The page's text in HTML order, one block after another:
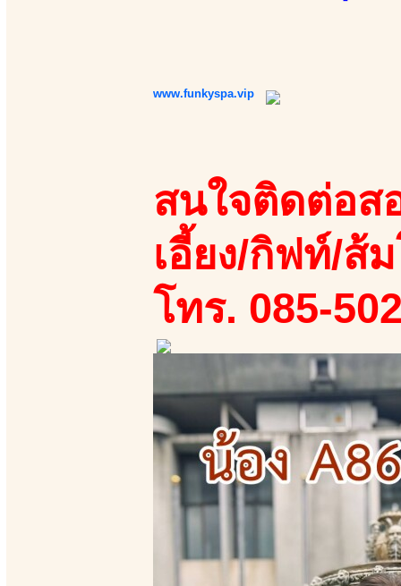
www.funkyspa.vip
สนใจติดต่อส
เอี้ยง/กิฟท์/ส้
โทร. 085-